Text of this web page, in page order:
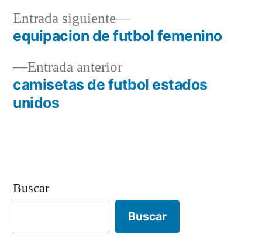
Navegación
de
entradas
Entrada anteriorEntrada
anterior:
camisetas de futbol estados
unidos
Entrada siguiente
Entrada
siguiente:
equipacion de futbol femenino
Buscar
Buscar